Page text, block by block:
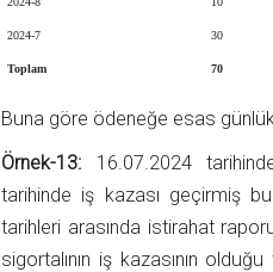
2024-7 30
Toplam 70
Buna göre ödeneğe esas
Örnek-13: 16.07.2024
tarihinde iş kazası geçirmiş
tarihleri arasında istirahat
sigortalının iş kazasının